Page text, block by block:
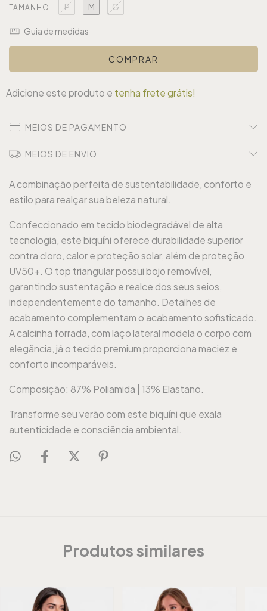
TAMANHO P M G
Guia de medidas
Adicione este produto e tenha frete grátis!
MEIOS DE PAGAMENTO
MEIOS DE ENVIO
A combinação perfeita de sustentabilidade, conforto e
estilo para realçar sua beleza natural.
Confeccionado em tecido biodegradável de alta
tecnologia, este biquíni oferece durabilidade superior
contra cloro, calor e proteção solar, além de proteção
UV50+. O top triangular possui bojo removível,
garantindo sustentação e realce dos seus seios,
independentemente do tamanho. Detalhes de
acabamento complementam o acabamento sofisticado.
A calcinha forrada, com laço lateral modela o corpo com
elegância, já o tecido premium proporciona maciez e
conforto incomparáveis.
Composição: 87% Poliamida | 13% Elastano.
Transforme seu verão com este biquíni que exala
autenticidade e consciência ambiental.
Produtos similares